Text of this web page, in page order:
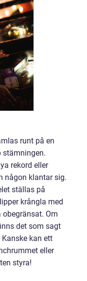
runt på en
stämningen.
rekord eller
någon klantar sig.
ställas på
krångla med
Om
det som sagt
kan ett
eller
styra!